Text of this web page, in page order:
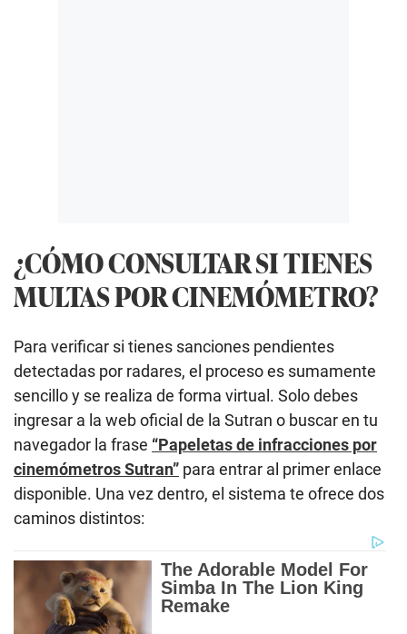
¿CÓMO CONSULTAR SI TIENES
MULTAS POR CINEMÓMETRO?
Para verificar si tienes sanciones pendientes
detectadas por radares, el proceso es sumamente
sencillo y se realiza de forma virtual. Solo debes
ingresar a la web oficial de la Sutran o buscar en tu
navegador la frase “Papeletas de infracciones por
cinemómetros Sutran” para entrar al primer enlace
disponible. Una vez dentro, el sistema te ofrece dos
caminos distintos: